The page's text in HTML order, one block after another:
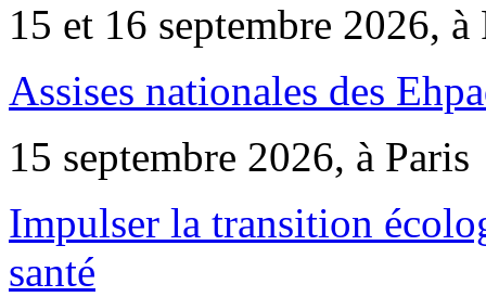
15 et 16 septembre 2026, à
Assises nationales des
15 septembre 2026, à Paris
Impulser la transition
santé